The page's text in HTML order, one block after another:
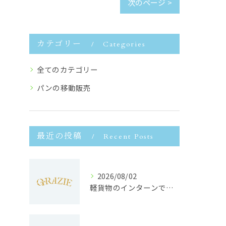
次のページ >
カテゴリー Categories
全てのカテゴリー
パンの移動販売
最近の投稿 Recent Posts
2026/08/02
軽貨物のインターンで静岡県浜松市で未経験から収入安定と働きやすさを両立するポイント